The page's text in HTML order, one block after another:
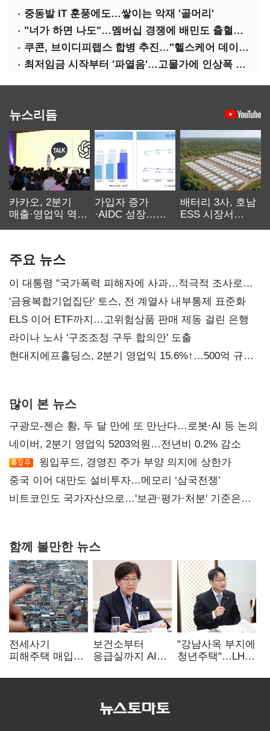
중동발 IT 훈풍에도…쌓이는 악재 '골머리'
"너가 하면 나도"…멤버십 경쟁에 배민도 출혈경쟁
쿠콘, 브이디피랩스 합병 추진…"헬스케어 데이터 플랫폼 확대"
최저임금 시작부터 '파열음'…고물가에 인상폭 갈등
뉴스리듬
카카오, 2분기
매출·영업익 역대
가입자 증가
·AIDC 성장…
배터리 3사, 호남
ESS 시장서
주요 뉴스
이 대통령 "국가폭력 피해자에 사과…적극적 조사로
진실 밝혀야"
'금융복합기업집단' 토스, 전 계열사 내부통제 표준화
ELS 이어 ETF까지…고위험상품 판매 제동 걸린 은행
라이나 노사 '구조조정 구두 합의안' 도출
현대지에프홀딩스, 2분기 영업익 15.6%↑…500억 규모
많이 본 뉴스
구광모-젠슨 황, 두 달 만에 또 만난다…로봇·AI 등 논의
네이버, 2분기 영업익 5203억원…전년비 0.2% 감소
윙입푸드, 경영진 주가 부양 의지에 상한가
중국 이어 대만도 설비투자…메모리 ‘삼국전쟁’
비트코인도 국가자산으로…'보관·평가·처분' 기준은
함께 볼만한 뉴스
전세사기
피해주택 매입
누적 피해자
보건소부터
응급실까지 AI
혁신 본격화
"강남사옥 부지에
청년주택"…LH도